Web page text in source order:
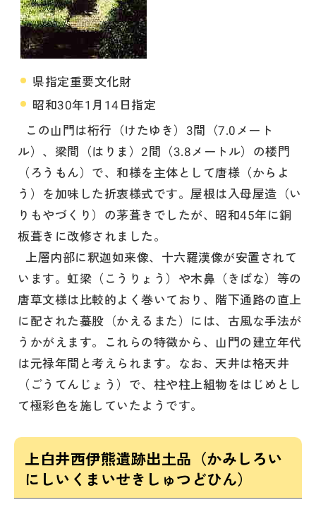
県指定重要文化財
昭和30年1月14日指定
この山門は桁行（けたゆき）3間（7.0メート
ル）、梁間（はりま）2間（3.8メートル）の楼門
（ろうもん）で、和様を主体として唐様（からよ
う）を加味した折衷様式です。屋根は入母屋造（い
りもやづくり）の茅葺きでしたが、昭和45年に銅
板葺きに改修されました。
上層内部に釈迦如来像、十六羅漢像が安置されて
います。虹梁（こうりょう）や木鼻（きばな）等の
唐草文様は比較的よく巻いており、階下通路の直上
に配された蟇股（かえるまた）には、古風な手法が
うかがえます。これらの特徴から、山門の建立年代
は元禄年間と考えられます。なお、天井は格天井
（ごうてんじょう）で、柱や柱上組物をはじめとし
て極彩色を施していたようです。
上白井西伊熊遺跡出土品（かみしろい
にしいくまいせきしゅつどひん）